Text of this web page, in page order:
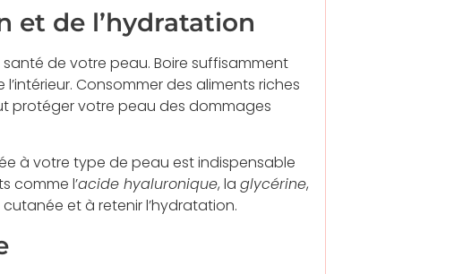
et de l’hydratation
de votre peau. Boire suffisamment
Consommer des aliments riches
protéger votre peau des dommages
à votre type de peau est indispensable
comme l’acide hyaluronique, la glycérine,
et à retenir l’hydratation.